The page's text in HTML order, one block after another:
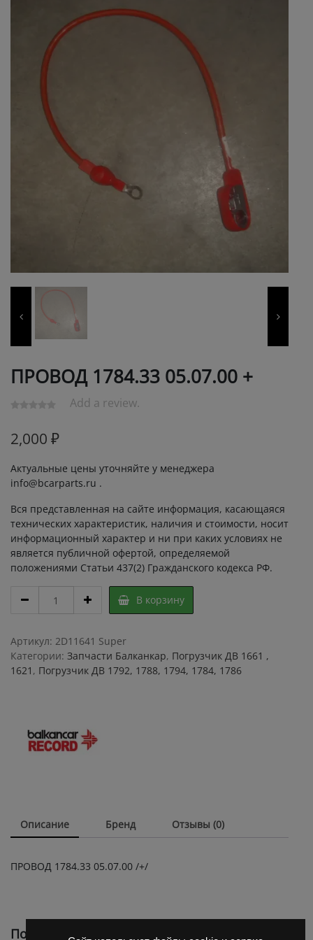
ПРОВОД 1784.33 05.07.00 +
Add a review.
2,000 ₽
Актуальные цены уточняйте у менеджера
info@bcarparts.ru .
Вся представленная на сайте информация, касающаяся
технических характеристик, наличия и стоимости, носит
информационный характер и ни при каких условиях не
является публичной офертой, определяемой
положениями Статьи 437(2) Гражданского кодекса РФ.
1784.33
+
quantity
В корзину
Артикул: 2D11641 Super
Категории: Запчасти Балканкар, Погрузчик ДВ 1661 ,
1621 , Погрузчик ДВ 1792, 1788, 1794, 1784, 1786
Описание Бренд Отзывы (0)
ПРОВОД 1784.33 05.07.00 /+/
Похожие